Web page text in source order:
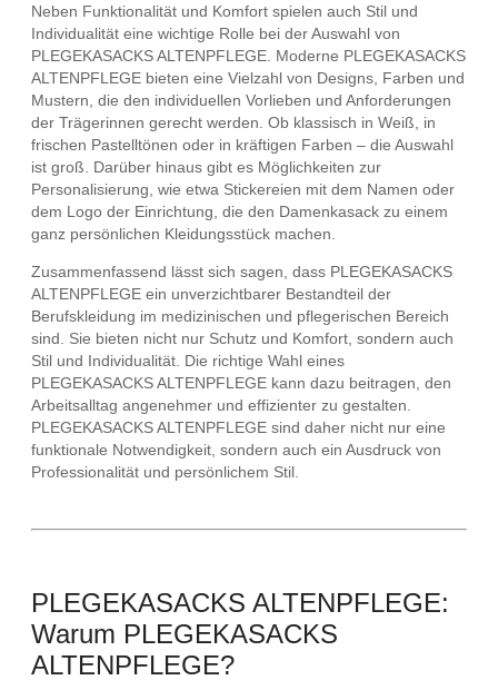
Neben Funktionalität und Komfort spielen auch Stil und
Individualität eine wichtige Rolle bei der Auswahl von
PLEGEKASACKS ALTENPFLEGE. Moderne PLEGEKASACKS
ALTENPFLEGE bieten eine Vielzahl von Designs, Farben und
Mustern, die den individuellen Vorlieben und Anforderungen
der Trägerinnen gerecht werden. Ob klassisch in Weiß, in
frischen Pastelltönen oder in kräftigen Farben – die Auswahl
ist groß. Darüber hinaus gibt es Möglichkeiten zur
Personalisierung, wie etwa Stickereien mit dem Namen oder
dem Logo der Einrichtung, die den Damenkasack zu einem
ganz persönlichen Kleidungsstück machen.
Zusammenfassend lässt sich sagen, dass PLEGEKASACKS
ALTENPFLEGE ein unverzichtbarer Bestandteil der
Berufskleidung im medizinischen und pflegerischen Bereich
sind. Sie bieten nicht nur Schutz und Komfort, sondern auch
Stil und Individualität. Die richtige Wahl eines
PLEGEKASACKS ALTENPFLEGE kann dazu beitragen, den
Arbeitsalltag angenehmer und effizienter zu gestalten.
PLEGEKASACKS ALTENPFLEGE sind daher nicht nur eine
funktionale Notwendigkeit, sondern auch ein Ausdruck von
Professionalität und persönlichem Stil.
PLEGEKASACKS ALTENPFLEGE:
Warum PLEGEKASACKS
ALTENPFLEGE?